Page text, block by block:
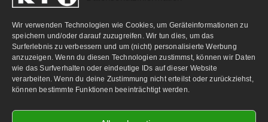
Wir verwenden Technologien wie Cookies, um Geräteinformationen zu
speichern und/oder darauf zuzugreifen. Wir tun dies, um das
Surferlebnis zu verbessern und um (nicht) personalisierte Werbung
anzuzeigen. Wenn du diesen Technologien zustimmst, können wir Daten
wie das Surfverhalten oder eindeutige IDs auf dieser Website
verarbeiten. Wenn du deine Zustimmung nicht erteilst oder zurückziehst,
können bestimmte Funktionen beeinträchtigt werden.